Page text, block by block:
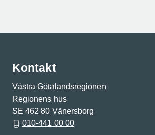
Kontakt
Västra Götalandsregionen
Regionens hus
SE 462 80 Vänersborg
010-441 00 00